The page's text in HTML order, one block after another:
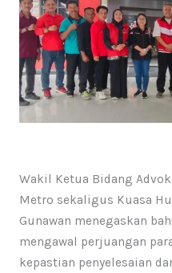
Wakil Ketua Bidang
Metro sekaligus Kuasa
Gunawan menegaskan
mengawal perjuangan
kepastian penyelesaian